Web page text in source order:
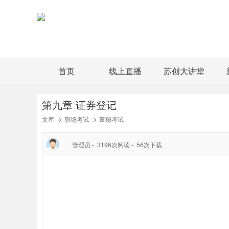
首页 线上直播 苏创大讲堂
第九章 证券登记
文库 > 职场考试 > 董秘考试
管理员 - 3196次阅读 - 56次下载